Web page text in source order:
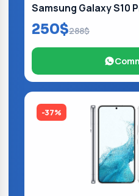
Samsung Galaxy S10
250$288$
-37%